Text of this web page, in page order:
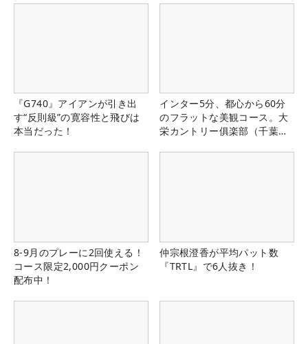
『G740』アイアンが引き出
す“反則級”の寛容性と飛びは
本当だった！
インター5分、都心から60分
のフラットな美観コース。大
栄カントリー俱楽部（千葉
8-9月のプレーに2回使える！
コース限定2,000円クーポン
配布中！
仲宗根澄香が平均パット数
『TRTL』で6人抜き！